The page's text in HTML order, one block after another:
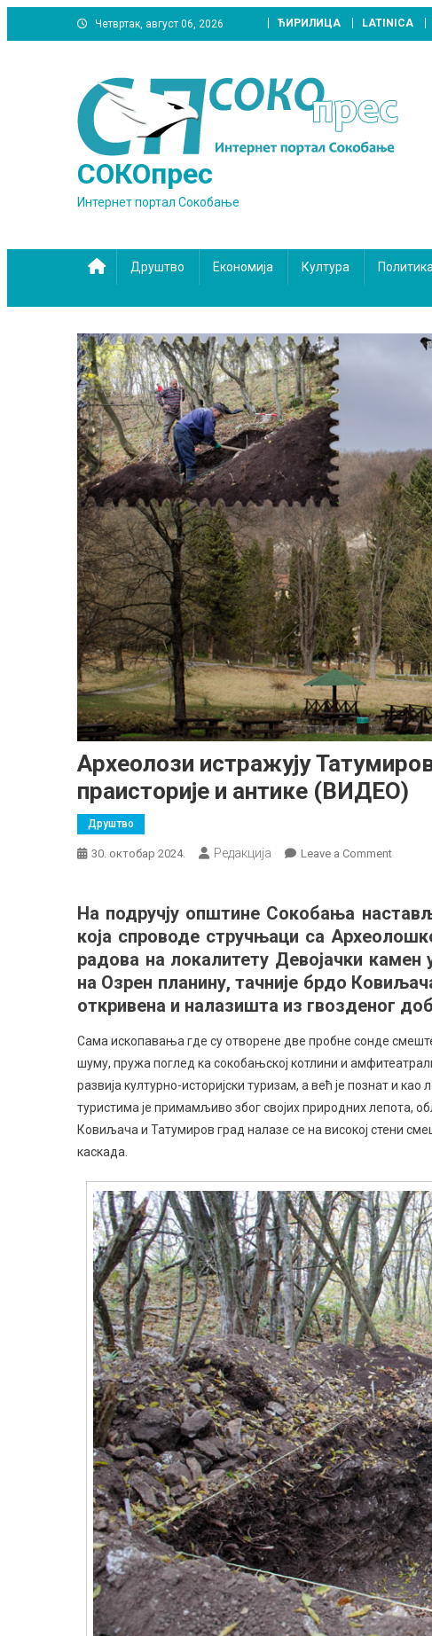
to
Четвртак, август 06, 2026 ЋИРИЛИЦА LATINICA
СОКОпрес
Интернет портал Сокобање
Друштво Економија Култура Политика
Археолози истражују
праисторије и антике (ВИДЕО)
Друштво
30. октобар 2024. Редакција Leave a Commenton
град
на
Открића
из
На подручју општине Сокобања
која спроводе стручњаци са
радова на локалитету Девојачки
на Озрен планину, тачније брдо
откривена и налазишта из гвозденог
Сама ископавања где су отворене две пробне сонде
шуму, пружа поглед ка сокобањској котлини и
развија културно-историјски туризам, а већ је познат и
туристима је примамљиво због својих природних лепота,
Ковиљача и Татумиров град налазе се на високој стени
каскада.